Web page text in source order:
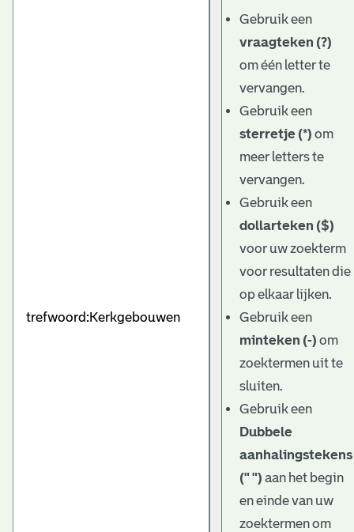
Gebruik een
vraagteken (?)
om één letter te
vervangen.
Gebruik een
sterretje (*) om
meer letters te
vervangen.
Gebruik een
dollarteken ($)
voor uw zoekterm
voor resultaten die
op elkaar lijken.
Gebruik een
minteken (-) om
zoektermen uit te
sluiten.
Gebruik een
Dubbele
aanhalingstekens
(" ") aan het begin
en einde van uw
zoektermen om